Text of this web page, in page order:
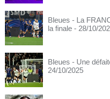
Bleues - La
la finale - 28/10/
Bleues - Une
24/10/2025